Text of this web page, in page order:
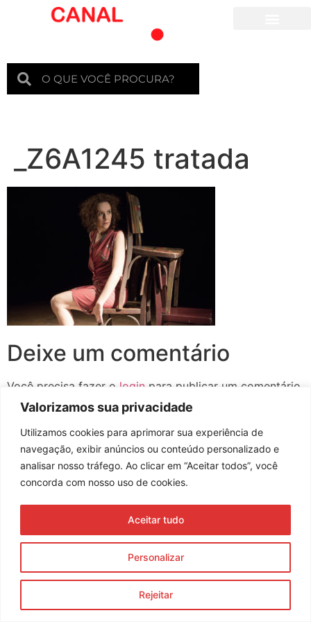
Valorizamos sua privacidade
Utilizamos cookies para aprimorar sua experiência de
navegação, exibir anúncios ou conteúdo personalizado e
analisar nosso tráfego. Ao clicar em “Aceitar todos”, você
concorda com nosso uso de cookies.
Personalizar
Rejeitar
Aceitar tudo
_Z6A1245 tratada
Deixe um comentário
Você precisa fazer o login para publicar um comentário.
Assine nossa newsletter
© 2023 Morente Forte. Todos os direitos reservados
Política de Privacidade e Termos de Uso